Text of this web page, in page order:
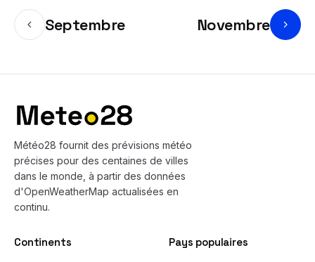
Septembre Novembre
Météo28 fournit des prévisions météo
précises pour des centaines de villes
dans le monde, à partir des données
d'OpenWeatherMap actualisées en
continu.
Continents Pays populaires